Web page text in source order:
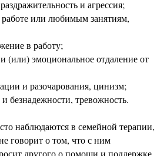
и агрессия;
работе или любимым занятиям,
в работу;
(или) эмоциональное отдаление от
и разочарования, цинизм;
безнадежности, тревожность.
наблюдаются в семейной терапии,
говорит о том, что с ним
другого о помощи и поддержке,